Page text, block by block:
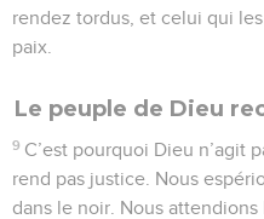
rendez tordus, et celui qui
paix.
Le peuple de Dieu
9 C’est pourquoi Dieu n’agit
rend pas justice. Nous
dans le noir. Nous